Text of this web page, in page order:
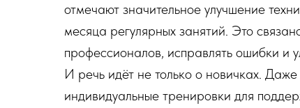
отмечают значительное улучшение
месяца регулярных занятий. Это
профессионалов, исправлять ошибки и
И речь идёт не только о новичках.
индивидуальные тренировки для